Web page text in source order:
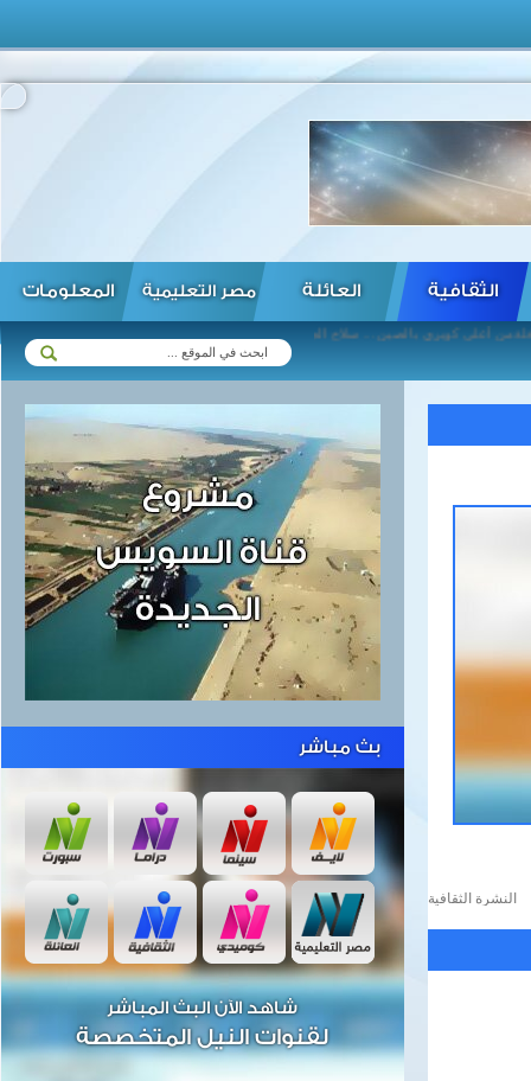
الثقافية العائلة مصر التعليمية المعلومات
النشرة الثقافية
بث مباشر
شاهد الآن البث المباشر
لقنوات النيل المتخصصة